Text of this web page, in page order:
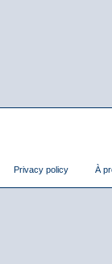
Privacy policy À